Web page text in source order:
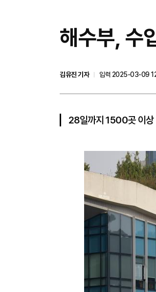
해수부, 수
김유진 기자
입력 2025-03-09
28일까지 1500곳 이상